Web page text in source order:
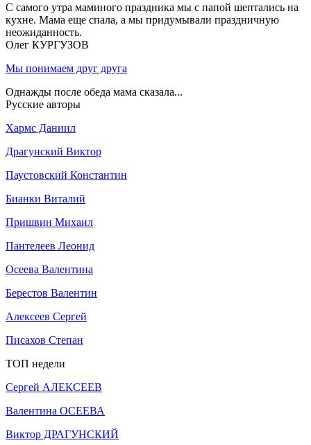
С самого утра маминого праздника мы с папой шептались на
кухне. Мама еще спала, а мы придумывали праздничную
неожиданность.
Олег КУРГУЗОВ
Мы понимаем друг друга
Однажды после обеда мама сказала...
Русские авторы
Хармс Даниил
Драгунский Виктор
Паустовский Константин
Бианки Виталий
Пришвин Михаил
Пантелеев Леонид
Осеева Валентина
Берестов Валентин
Алексеев Сергей
Писахов Степан
ТОП недели
Сергей АЛЕКСЕЕВ
Валентина ОСЕЕВА
Виктор ДРАГУНСКИЙ